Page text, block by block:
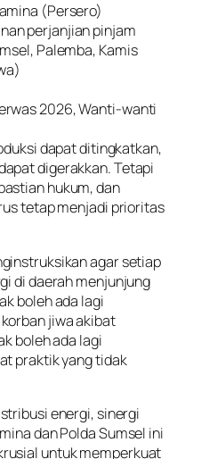
(Persero)
perjanjian pinjam
Palemba, Kamis
2026, Wanti-wanti
dapat ditingkatkan,
digerakkan. Tetapi
hukum, dan
tetap menjadi prioritas
agar setiap
di daerah menjunjung
boleh ada lagi
jiwa akibat
boleh ada lagi
praktik yang tidak
energi, sinergi
dan Polda Sumsel ini
untuk memperkuat